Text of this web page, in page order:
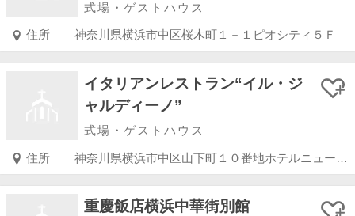
式場・ゲストハウス
住所 神奈川県横浜市中区桜木町１－１ピオシティ５Ｆ
イタリアンレストラン“イル・ジ
ャルディーノ”
式場・ゲストハウス
住所 神奈川県横浜市中区山下町１０番地ホテルニューグランド本館１階
重慶飯店横浜中華街別館